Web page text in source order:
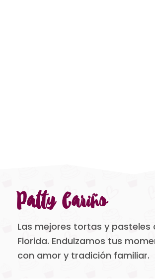
Patty Cariño
Las mejores tortas y pasteles
Florida. Endulzamos tus
con amor y tradición familiar.